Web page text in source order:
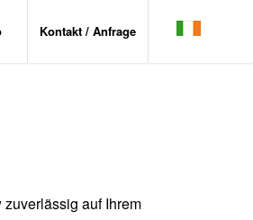
Kontakt / Anfrage
auf Ihrem